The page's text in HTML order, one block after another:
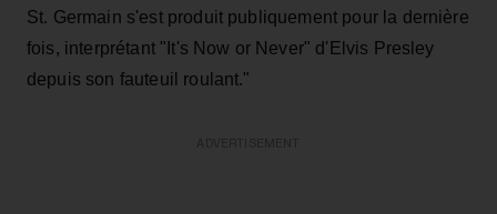
St. Germain s'est produit publiquement pour la dernière
fois, interprétant "It's Now or Never" d'Elvis Presley
depuis son fauteuil roulant."